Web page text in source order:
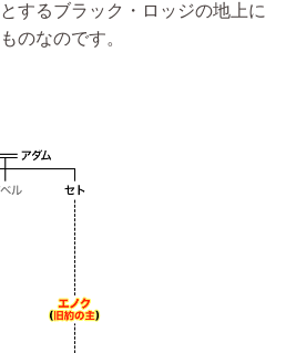
するブラック・ロッジの地上に
のなのです。